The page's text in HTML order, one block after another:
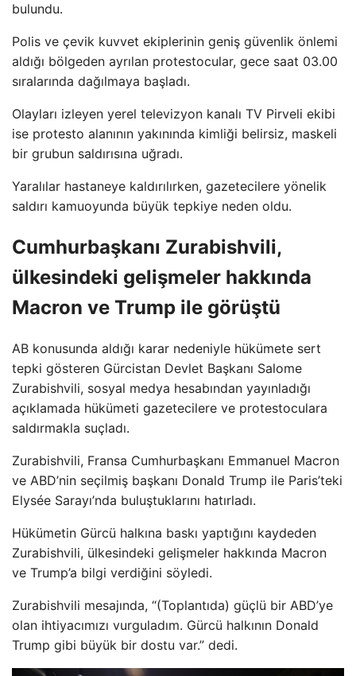
bulundu.
Polis ve çevik kuvvet ekiplerinin geniş güvenlik önlemi
aldığı bölgeden ayrılan protestocular, gece saat 03.00
sıralarında dağılmaya başladı.
Olayları izleyen yerel televizyon kanalı TV Pirveli ekibi
ise protesto alanının yakınında kimliği belirsiz, maskeli
bir grubun saldırısına uğradı.
Yaralılar hastaneye kaldırılırken, gazetecilere yönelik
saldırı kamuoyunda büyük tepkiye neden oldu.
Cumhurbaşkanı Zurabishvili,
ülkesindeki gelişmeler hakkında
Macron ve Trump ile görüştü
AB konusunda aldığı karar nedeniyle hükümete sert
tepki gösteren Gürcistan Devlet Başkanı Salome
Zurabishvili, sosyal medya hesabından yayınladığı
açıklamada hükümeti gazetecilere ve protestoculara
saldırmakla suçladı.
Zurabishvili, Fransa Cumhurbaşkanı Emmanuel Macron
ve ABD’nin seçilmiş başkanı Donald Trump ile Paris’teki
Elysée Sarayı’nda buluştuklarını hatırladı.
Hükümetin Gürcü halkına baskı yaptığını kaydeden
Zurabishvili, ülkesindeki gelişmeler hakkında Macron
ve Trump’a bilgi verdiğini söyledi.
Zurabishvili mesajında, “(Toplantıda) güçlü bir ABD’ye
olan ihtiyacımızı vurguladım. Gürcü halkının Donald
Trump gibi büyük bir dostu var.” dedi.